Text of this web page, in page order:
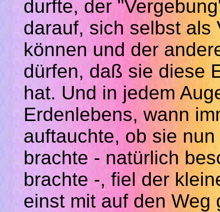
durfte, der
darauf, sich selbst als
können und der
dürfen, daß sie diese
hat. Und in jedem
Erdenlebens, wann
auftauchte, ob sie
brachte - natürlich
brachte -, fiel der
einst mit auf den Weg